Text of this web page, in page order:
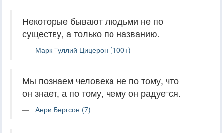
Некоторые бывают людьми не по
существу, а только по названию.
Марк Туллий Цицерон (100+)
Мы познаем человека не по тому, что
он знает, а по тому, чему он радуется.
Анри Бергсон (7)